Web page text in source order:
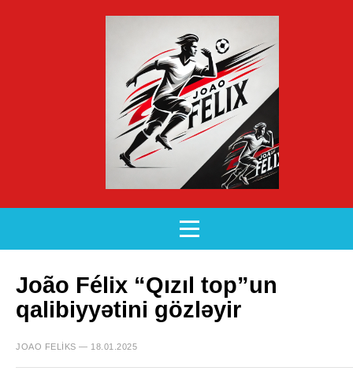
João Félix “Qızıl top”un
qalibiyyətini gözləyir
JOAO FELIKS — 18.01.2025